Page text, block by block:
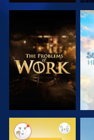
СМОТРЕТЬ
ПЕРЕДАЧИ